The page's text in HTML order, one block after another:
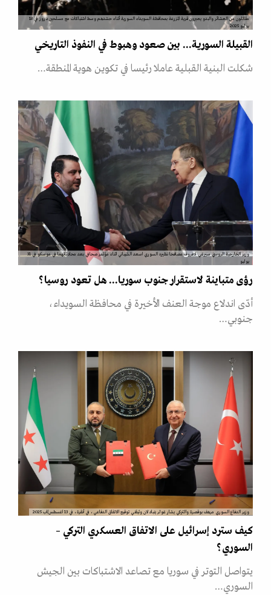
مقاتلون من العشائر والبدو يعبرون قرية المزرعة بمحافظة السويداء السورية أثناء حشدهم وسط اشتباكات مع مسلحين دروز في 18
يوليو 2025
القبيلة السورية... بين صعود وهبوط في النفوذ التاريخي
شكلت البنية القبلية عاملا رئيسا في تكوين هوية المنطقة…
وزير الخارجية الروسي سيرغي لافروف مصافحا نظيره السوري اسعد الشيباني اثناء مؤتمر صحافي بعد محادثاتهما في موسكو في 31
يوليو
رؤى متباينة لاستقرار جنوب سوريا... هل تعود روسيا؟
أدّى اندلاع موجة العنف الأخيرة في محافظة السويداء،
جنوبي…
وزير الدفاع السوري مرهف بوقصرة والتركي يشار غولر يتبادلان وثيقتي توقيع الاتفاق الدفاعي، في أنقرة، في 13 اغسطس/اب 2025
كيف سترد إسرائيل على الاتفاق العسكري التركي –
السوري؟
يتواصل التوتر في سوريا مع تصاعد الاشتباكات بين الجيش
السوري…